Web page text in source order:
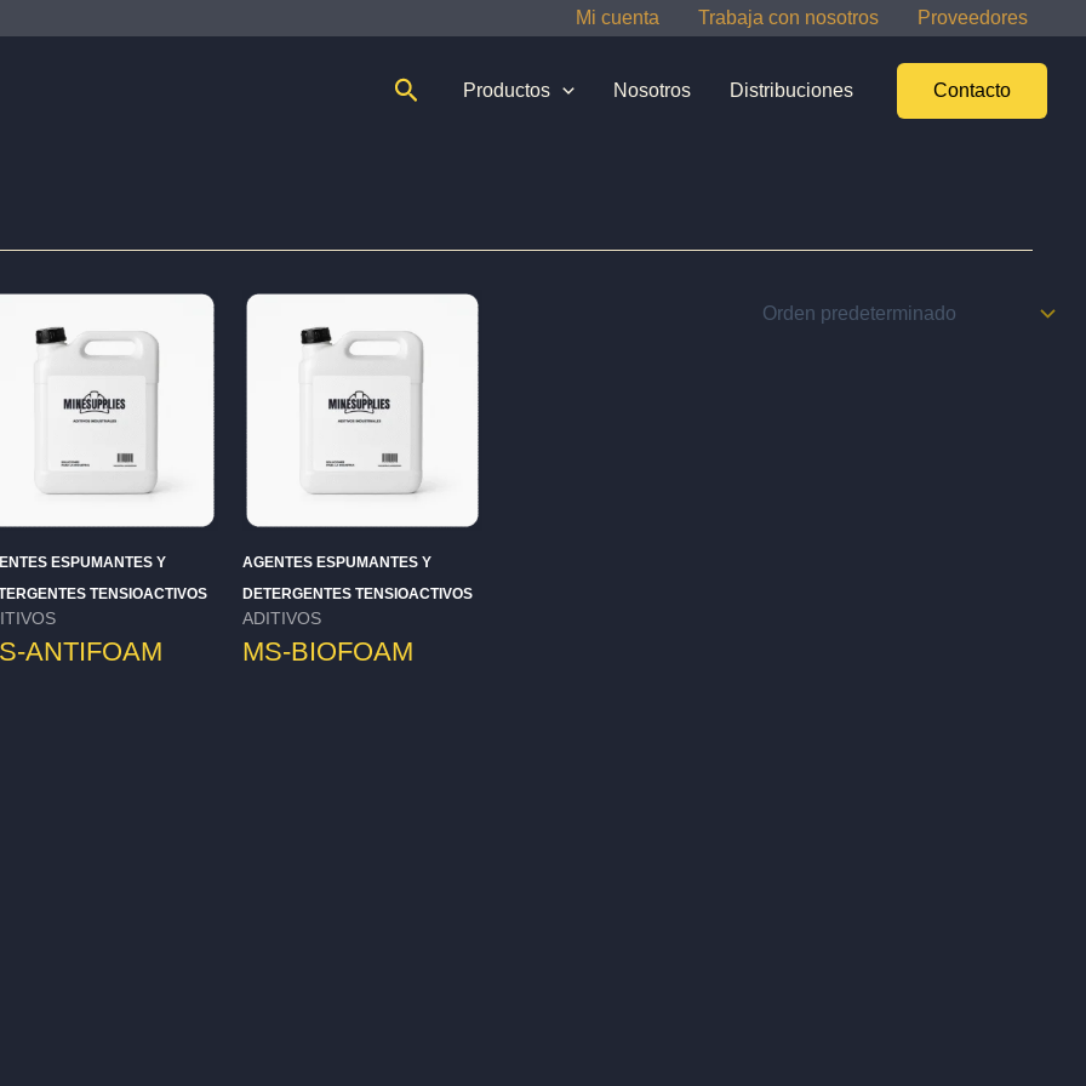
Mi cuenta Trabaja con nosotros Proveedores
BuscarProductos Nosotros Distribuciones Contacto
ESPUMANTES Y
TENSIOACTIVOS
ANTIFOAM
AGENTES ESPUMANTES Y
DETERGENTES TENSIOACTIVOS
ADITIVOS
MS-BIOFOAM